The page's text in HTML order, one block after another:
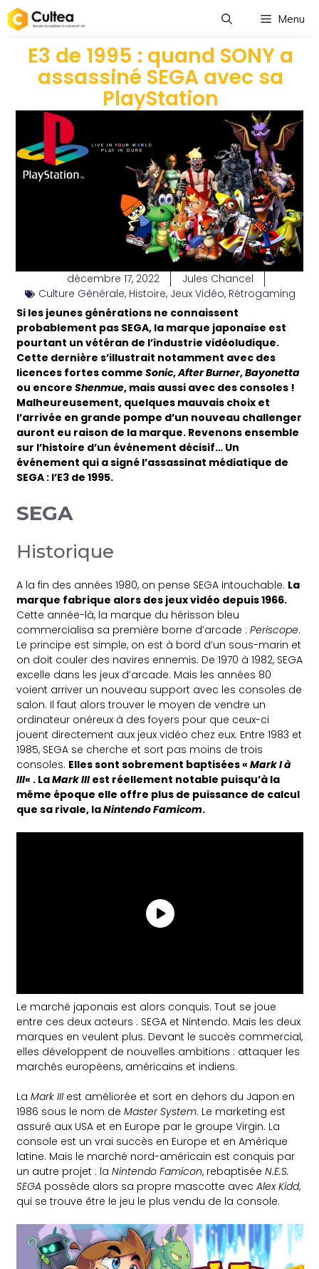
Menu
E3 de 1995 : quand SONY a
assassiné SEGA avec sa
PlayStation
décembre 17, 2022
Jules Chancel
Culture Générale, Histoire, Jeux Vidéo, Rétrogaming
Si les jeunes générations ne connaissent
probablement pas SEGA, la marque japonaise est
pourtant un vétéran de l’industrie vidéoludique.
Cette dernière s’illustrait notamment avec des
licences fortes commeSonic,After Burner,Bayonetta
ou encoreShenmue, mais aussi avec des consoles !
Malheureusement, quelques mauvais choix et
l’arrivée en grande pompe d’un nouveau challenger
auront eu raison de la marque. Revenons ensemble
sur l’histoire d’un événement décisif… Un
événement qui a signé l’assassinat médiatique de
SEGA : l’E3 de 1995.
SEGA
Historique
A la fin des années 1980, on pense SEGA intouchable. La
marque fabrique alors des jeux vidéo depuis 1966.
Cette année-là, la marque du hérisson bleu
commercialisa sa première borne d’arcade :Periscope.
Le principe est simple, on est à bord d’un sous-marin et
on doit couler des navires ennemis. De 1970 à 1982, SEGA
excelle dans les jeux d’arcade. Mais les années 80
voient arriver un nouveau support avec les consoles de
salon. Il faut alors trouver le moyen de vendre un
ordinateur onéreux à des foyers pour que ceux-ci
jouent directement aux jeux vidéo chez eux. Entre 1983 et
1985, SEGA se cherche et sort pas moins de trois
consoles. Elles sont sobrement baptisées «Mark I à
III« . LaMark IIIest réellement notable puisqu’à la
même époque elle offre plus de puissance de calcul
que sa rivale, laNintendo Famicom.
Le marché japonais est alors conquis. Tout se joue
entre ces deux acteurs : SEGA et Nintendo. Mais les deux
marques en veulent plus. Devant le succès commercial,
elles développent de nouvelles ambitions : attaquer les
marchés européens, américains et indiens.
LaMark III est améliorée et sort en dehors du Japon en
1986 sous le nom deMaster System. Le marketing est
assuré aux USA et en Europe par le groupe Virgin. La
console est un vrai succès en Europe et en Amérique
latine. Mais le marché nord-américain est conquis par
un autre projet : laNintendo Famicon, rebaptiséeN.E.S.
SEGA possède alors sa propre mascotte avecAlex Kidd,
qui se trouve être le jeu le plus vendu de la console.